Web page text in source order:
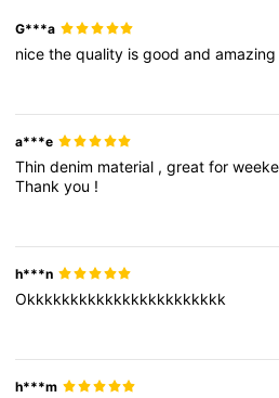
G***a
nicethequality isgoodandamazing
a***e
Thindenim material ,greatfor
Thankyou !
h***n
Okkkkkkkkkkkkkkkkkkkkkkk
h***m